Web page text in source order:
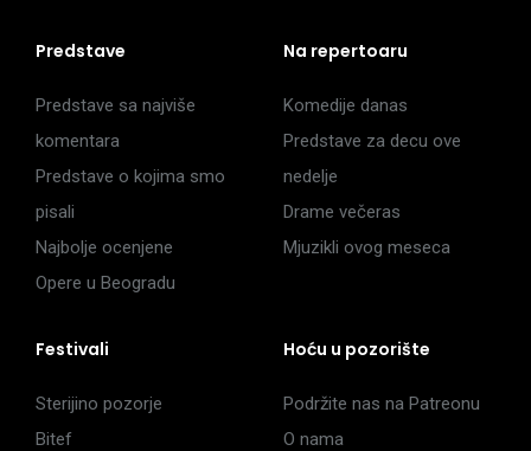
Predstave
Predstave sa najviše
komentara
Predstave o kojima smo
pisali
Najbolje ocenjene
Opere u Beogradu
Na repertoaru
Komedije danas
Predstave za decu ove
nedelje
Drame večeras
Mjuzikli ovog meseca
Festivali
Sterijino pozorje
Bitef
Hoću u pozorište
Podržite nas na Patreonu
O nama